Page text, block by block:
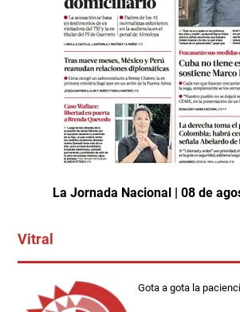
La Jornada Nacional | 08 de
Vitral
Gota a gota la